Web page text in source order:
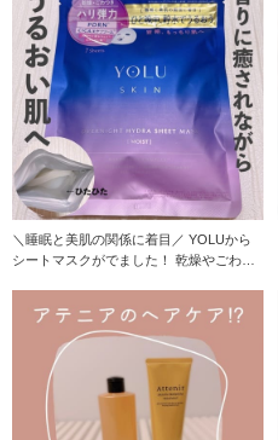
＼睡眠と美肌の関係に着目／ YOLUから
シートマスクがでました！ 乾燥やごわつ